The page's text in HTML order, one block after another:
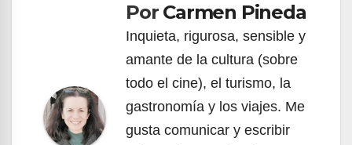
entradasPor Carmen Pineda
Inquieta, rigurosa, sensible y
amante de la cultura (sobre
todo el cine), el turismo, la
gastronomía y los viajes. Me
gusta comunicar y escribir